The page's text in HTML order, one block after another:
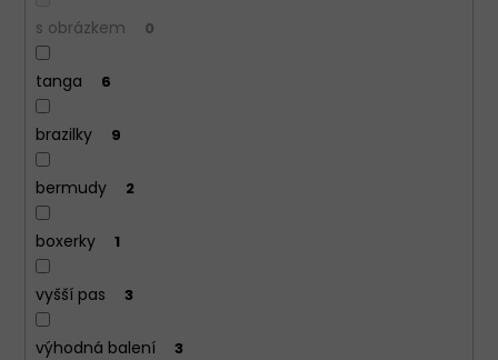
s obrázkem 0
tanga 6
brazilky 9
bermudy 2
boxerky 1
vyšší pas 3
výhodná balení 3